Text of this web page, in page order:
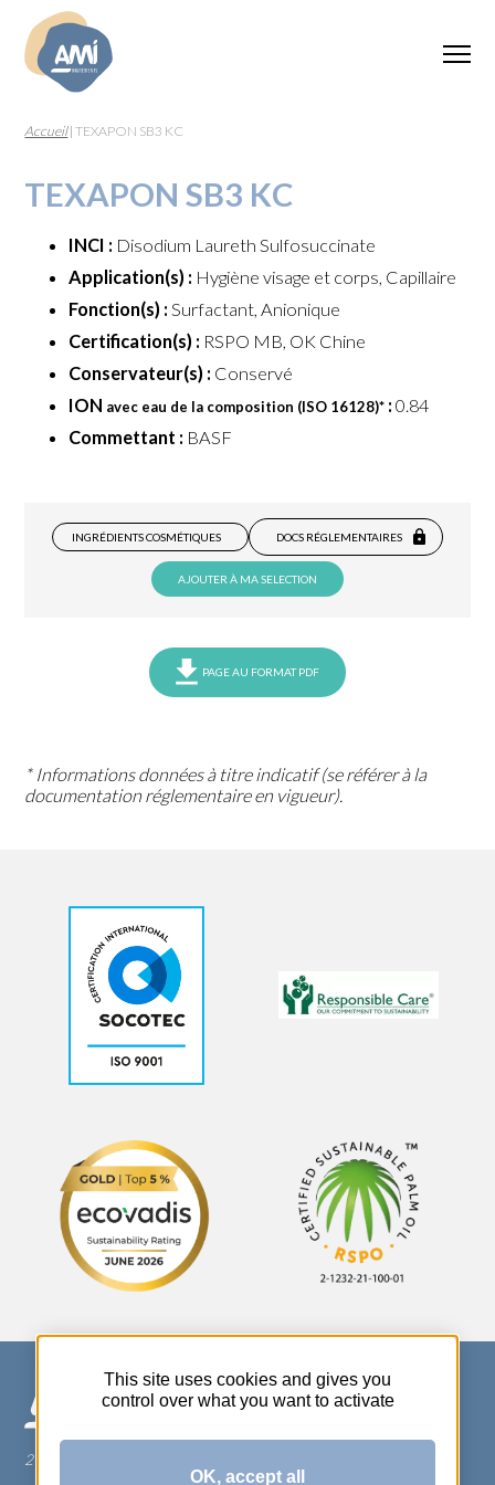
Accueil|TEXAPON SB3 KC
TEXAPON SB3 KC
INCI : Disodium Laureth Sulfosuccinate
Application(s) : Hygiène visage et corps, Capillaire
Fonction(s) : Surfactant, Anionique
Certification(s) : RSPO MB, OK Chine
Conservateur(s) : Conservé
ION avec eau de la composition (ISO 16128)* : 0.84
Commettant : BASF
INGRÉDIENTS COSMÉTIQUES DOCS RÉGLEMENTAIRES
AJOUTER À MA SELECTION
PAGE AU FORMAT PDF
* Informations données à titre indicatif (se référer à la
documentation réglementaire en vigueur).
270 Rue Thérèse Planiol - 37310 TAUXIGNY
This site uses cookies and gives you
control over what you want to activate
OK, accept all